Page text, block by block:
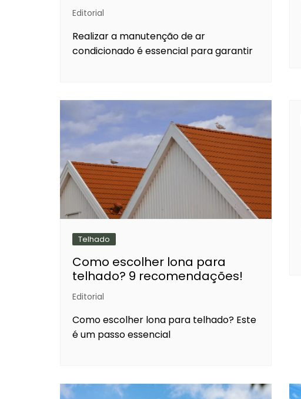
Editorial
Realizar a manutenção de ar
condicionado é essencial para garantir
Telhado
Como escolher lona para
telhado? 9 recomendações!
Editorial
Como escolher lona para telhado? Este
é um passo essencial